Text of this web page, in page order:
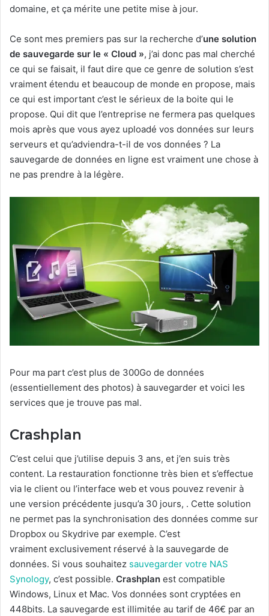
domaine, et ça mérite une petite mise à jour.
Ce sont mes premiers pas sur la recherche d’une solution
de sauvegarde sur le « Cloud », j’ai donc pas mal cherché
ce qui se faisait, il faut dire que ce genre de solution s’est
vraiment étendu et beaucoup de monde en propose, mais
ce qui est important c’est le sérieux de la boite qui le
propose. Qui dit que l’entreprise ne fermera pas quelques
mois après que vous ayez uploadé vos données sur leurs
serveurs et qu’adviendra-t-il de vos données ? La
sauvegarde de données en ligne est vraiment une chose à
ne pas prendre à la légère.
Pour ma part c’est plus de 300Go de données
(essentiellement des photos) à sauvegarder et voici les
services que je trouve pas mal.
Crashplan
C’est celui que j’utilise depuis 3 ans, et j’en suis très
content. La restauration fonctionne très bien et s’effectue
via le client ou l’interface web et vous pouvez revenir à
une version précédente jusqu’a 30 jours, . Cette solution
ne permet pas la synchronisation des données comme sur
Dropbox ou Skydrive par exemple. C’est
vraiment exclusivement réservé à la sauvegarde de
données. Si vous souhaitez sauvegarder votre NAS
Synology, c’est possible. Crashplan est compatible
Windows, Linux et Mac. Vos données sont cryptées en
448bits. La sauvegarde est illimitée au tarif de 46€ par an